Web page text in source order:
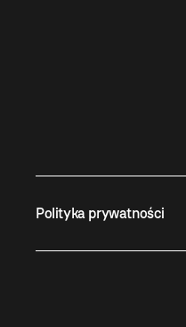
Polityka prywatności